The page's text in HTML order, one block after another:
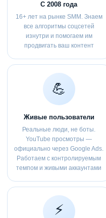
С 2008 года
16+ лет на рынке SMM. Знаем
все алгоритмы соцсетей
изнутри и помогаем им
продвигать ваш контент
💪
Живые пользователи
Реальные люди, не боты.
YouTube просмотры —
официально через Google Ads.
Работаем с контролируемым
темпом и живыми аккаунтами
⚡